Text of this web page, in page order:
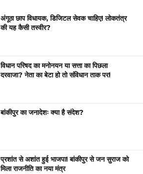
अंगूठा छाप विधायक, डिजिटल सेवक चाहिए! लोकतंत्र
की यह कैसी तस्वीर?
विधान परिषद का मनोनयन या सत्ता का पिछला
दरवाजा? नेता का बेटा हो तो संविधान ताक पर!
बांकीपुर का जनादेशः क्या है संदेश?
प्रशांत से अशांत हुई भाजपा! बांकीपुर से जन सुराज को
मिला राजनीति का नया मंत्र